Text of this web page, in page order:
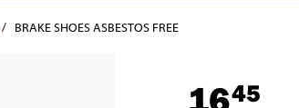
BRAKE SHOES ASBESTOS FREE
1645